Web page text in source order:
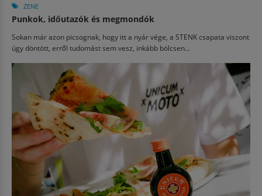
ZENE
Punkok, időutazók és megmondók
Sokan már azon picsognak, hogy itt a nyár vége, a STENK csapata viszont
úgy döntött, erről tudomást sem vesz, inkább bölcsen...